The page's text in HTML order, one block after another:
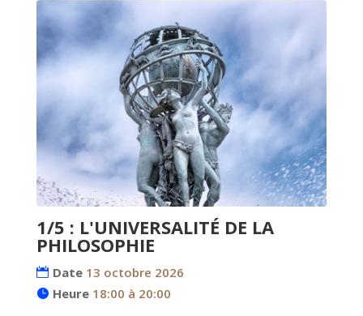
1/5 : L'UNIVERSALITÉ DE LA
PHILOSOPHIE
Date 13 octobre 2026
Heure 18:00 à 20:00